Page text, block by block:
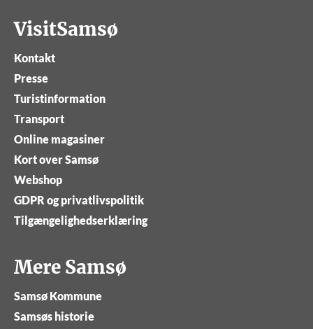
VisitSamsø
Kontakt
Presse
Turistinformation
Transport
Online magasiner
Kort over Samsø
Webshop
GDPR og privatlivspolitik
Tilgængelighedserklæring
Mere Samsø
Samsø Kommune
Samsøs historie